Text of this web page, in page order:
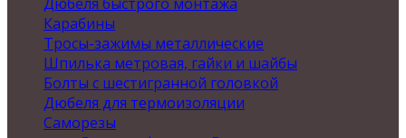
Карабины
Тросы-зажимы металлические
Шпилька метровая, гайки и шайбы
Болты с шестигранной головкой
Дюбеля для термоизоляции
Саморезы